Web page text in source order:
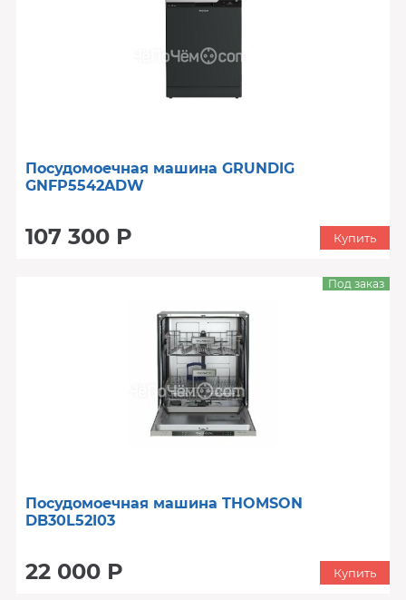
Посудомоечная машина GRUNDIG
GNFP5542ADW
107 300 Р Купить
Посудомоечная машина THOMSON
DB30L52I03
22 000 Р
Под заказ
Купить